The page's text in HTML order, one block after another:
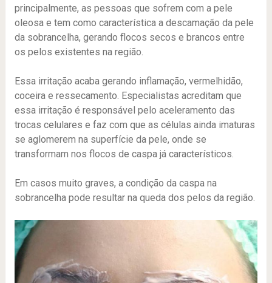
principalmente, as pessoas que sofrem com a pele
oleosa e tem como característica a descamação da pele
da sobrancelha, gerando flocos secos e brancos entre
os pelos existentes na região.
Essa irritação acaba gerando inflamação, vermelhidão,
coceira e ressecamento. Especialistas acreditam que
essa irritação é responsável pelo aceleramento das
trocas celulares e faz com que as células ainda imaturas
se aglomerem na superfície da pele, onde se
transformam nos flocos de caspa já característicos.
Em casos muito graves, a condição da caspa na
sobrancelha pode resultar na queda dos pelos da região.